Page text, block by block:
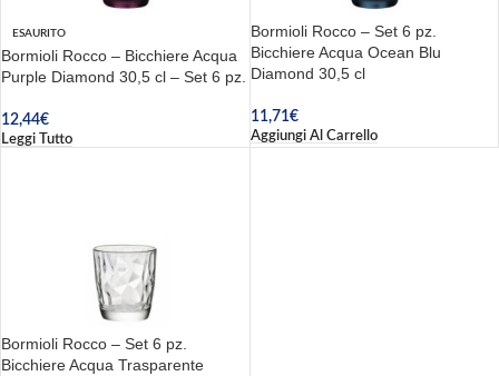
ESAURITO
Bormioli Rocco – Bicchiere Acqua
Purple Diamond 30,5 cl – Set 6 pz.
12,44€
Leggi Tutto
Bormioli Rocco – Set 6 pz.
Bicchiere Acqua Ocean Blu
Diamond 30,5 cl
11,71€
Aggiungi Al Carrello
Bormioli Rocco – Set 6 pz.
Bicchiere Acqua Trasparente